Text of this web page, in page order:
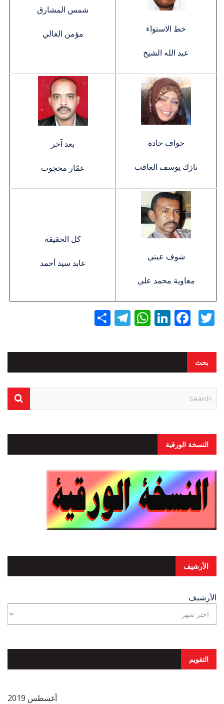
خط الاستواء
عبد الله الشيخ
شمس المشارق
مؤمن الغالي
حواف حادة
نازك يوسف العاقب
بعد آخر
عمّار محجوب
شوف عيني
معاوية محمد علي
كل الحقيقة
عابد سيد أحمد
Twitter
Facebook
LinkedIn
WhatsApp
Telegram
بحث
النسخة الورقية
الأرشيف
الأرشيف
التقويم
أغسطس 2019